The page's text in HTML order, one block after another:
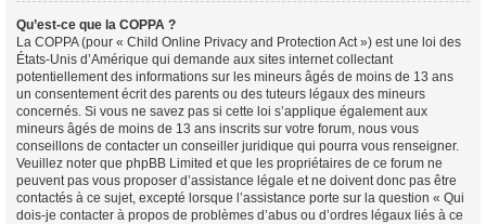
Qu’est-ce que la COPPA ?
La COPPA (pour « Child Online Privacy and Protection Act ») est une loi des
États-Unis d’Amérique qui demande aux sites internet collectant
potentiellement des informations sur les mineurs âgés de moins de 13 ans
un consentement écrit des parents ou des tuteurs légaux des mineurs
concernés. Si vous ne savez pas si cette loi s’applique également aux
mineurs âgés de moins de 13 ans inscrits sur votre forum, nous vous
conseillons de contacter un conseiller juridique qui pourra vous renseigner.
Veuillez noter que phpBB Limited et que les propriétaires de ce forum ne
peuvent pas vous proposer d’assistance légale et ne doivent donc pas être
contactés à ce sujet, excepté lorsque l’assistance porte sur la question « Qui
dois-je contacter à propos de problèmes d’abus ou d’ordres légaux liés à ce